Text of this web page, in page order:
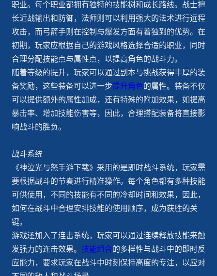
职业。每个职业都拥有独特的技能树和成长路线。战士擅
长近战输出和防御，法师则可以利用强大的法术进行远程
攻击，而弓箭手则在控制与爆发方面有着独到的优势。在
初期，玩家应根据自己的游戏风格选择合适的职业，同时
合理分配技能点与属性点，以提高角色的战斗力。
随着等级的提升，玩家可以通过副本与挑战获得丰厚的装
备奖励，这些装备可以进一步提升角色的属性。装备不仅
可以提供额外的属性加成，还有特殊的附加效果，如提高
暴击率、增加技能伤害等，因此，合理搭配装备将直接影
响战斗的胜负。
战斗系统
《神泣光与怒手游下载》采用的是即时战斗系统，玩家需
要根据战斗的节奏进行精准操作。每个角色都有多种技能
可供使用，不同的技能有不同的冷却时间和效果，因此，
如何在战斗中合理安排技能的使用顺序，成为获胜的关
键。
游戏还加入了连击系统，玩家可以通过连续释放技能来触
发强力的连击效果。 技能组合的多样性与战斗中的即时反
应能力，要求玩家在战斗中时刻保持高度的专注，以应对